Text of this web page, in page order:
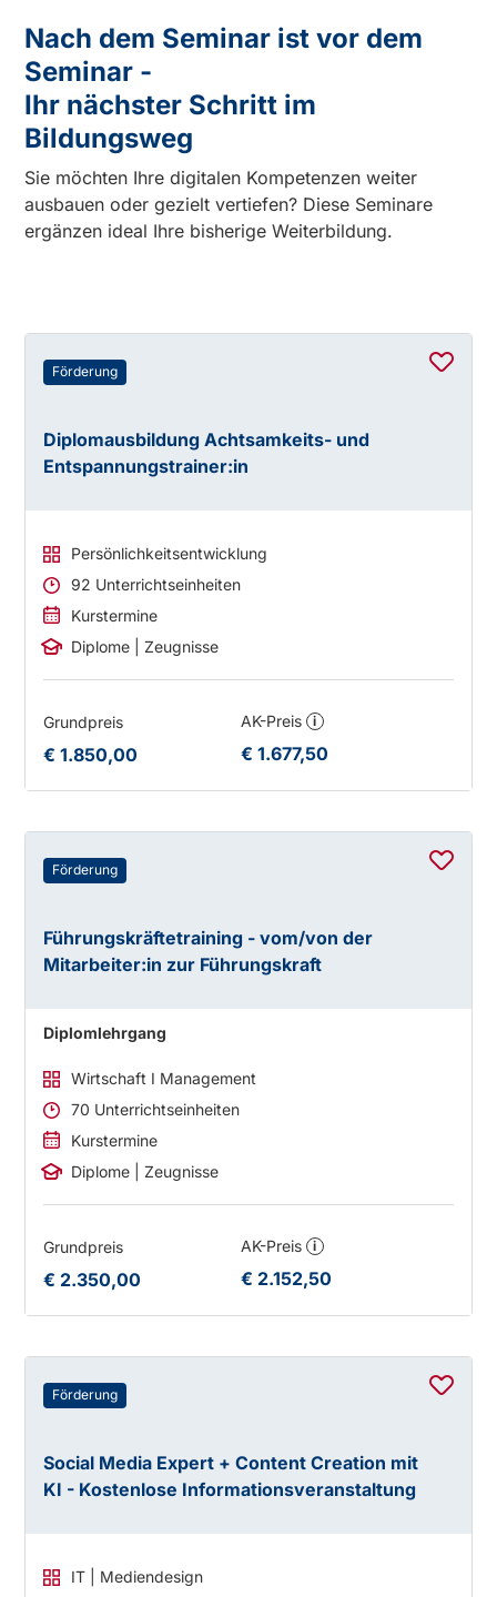
Nach dem Seminar ist vor dem
Seminar -
Ihr nächster Schritt im
Bildungsweg
Sie möchten Ihre digitalen Kompetenzen weiter
ausbauen oder gezielt vertiefen? Diese Seminare
ergänzen ideal Ihre bisherige Weiterbildung.
Förderung
Diplomausbildung Achtsamkeits- und
Entspannungstrainer:in
Persönlichkeitsentwicklung
92 Unterrichtseinheiten
Kurstermine
Diplome | Zeugnisse
Grundpreis
€ 1.850,00
AK-Preis i
€ 1.677,50
Förderung
Führungskräftetraining - vom/von der
Mitarbeiter:in zur Führungskraft
Diplomlehrgang
Wirtschaft I Management
70 Unterrichtseinheiten
Kurstermine
Diplome | Zeugnisse
Grundpreis
€ 2.350,00
AK-Preis i
€ 2.152,50
Förderung
Social Media Expert + Content Creation mit
KI - Kostenlose Informationsveranstaltung
IT | Mediendesign